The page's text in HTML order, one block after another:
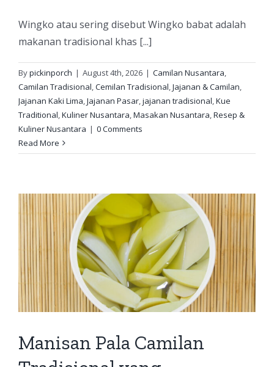
Wingko atau sering disebut Wingko babat adalah
makanan tradisional khas [...]
Bypickinporch | August 4th, 2026 | Camilan Nusantara,
Camilan Tradisional,Cemilan Tradisional,Jajanan & Camilan,
Jajanan Kaki Lima,Jajanan Pasar,jajanan tradisional,Kue
Traditional,Kuliner Nusantara,Masakan Nusantara,Resep &
Kuliner Nusantara | 0 Comments
Read More
Manisan Pala Camilan